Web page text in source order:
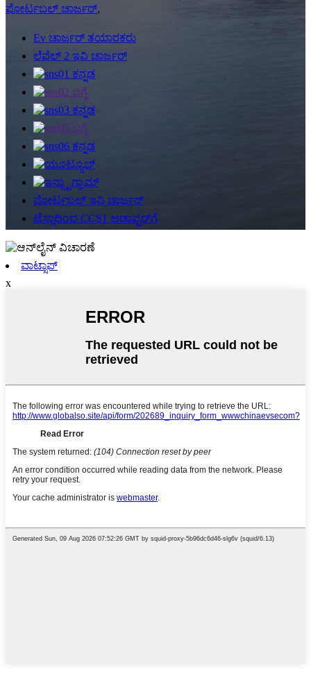
ಪೋರ್ಟಬಲ್ ಚಾರ್ಜರ್,
Ev ಚಾರ್ಜರ್ ತಯಾರಕರು
ಲೆವೆಲ್ 2 ಇವಿ ಚಾರ್ಜರ್
ಪೋರ್ಟಬಲ್ ಇವಿ ಚಾರ್ಜರ್
ಟೆಸ್ಲಾದಿಂದ CCS1 ಅಡಾಪ್ಟರ್‌ಗೆ
ವಾಟ್ಸಾಪ್
x